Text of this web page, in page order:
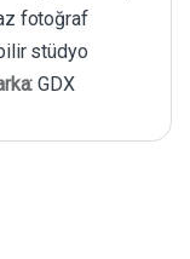
fotoğraf
stüdyo
GDX